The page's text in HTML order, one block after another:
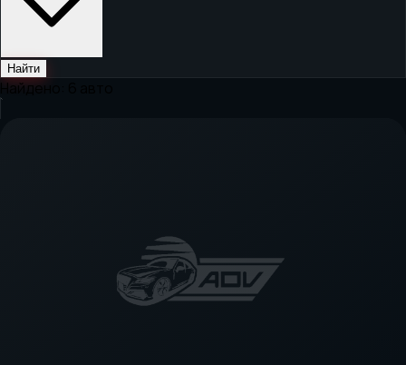
Найти
Найдено: